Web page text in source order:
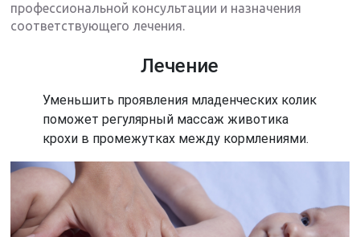
профессиональной консультации и назначения
соответствующего лечения.
Лечение
Уменьшить проявления младенческих колик
поможет регулярный массаж животика
крохи в промежутках между кормлениями.